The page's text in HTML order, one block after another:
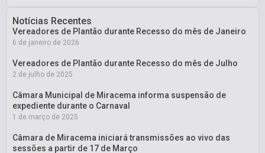
Notícias Recentes
Vereadores de Plantão durante Recesso do mês de Janeiro
6 de janeiro de 2026
Vereadores de Plantão durante Recesso do mês de Julho
2 de julho de 2025
Câmara Municipal de Miracema informa suspensão de
expediente durante o Carnaval
1 de março de 2025
Câmara de Miracema iniciará transmissões ao vivo das
sessões a partir de 17 de Março